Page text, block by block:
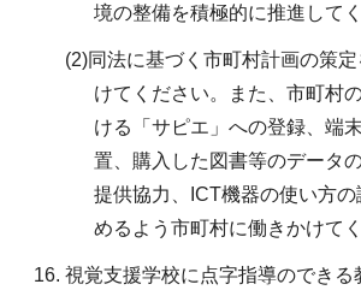
境の整備を積極的に推進してく
(2)同法に基づく市町村計画の策
けてください。また、市町村
ける「サピエ」への登録、端
置、購入した図書等のデータ
提供協力、ICT機器の使い方
めるよう市町村に働きかけてく
視覚支援学校に点字指導のできる